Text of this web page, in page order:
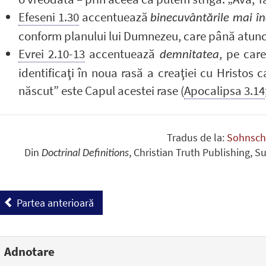
Efeseni 1.30accentuează binecuvântările mai
conform planului lui Dumnezeu, care până
Evrei 2.10-13 accentuează demnitatea, pe
identificaţi în noua rasă a creaţiei cu Hristos
născut” este Capul acestei rase (Apocalipsa 3.14
Tradus de la:
Din Doctrinal Definitions, Christian Truth Publishing,
Partea anterioară
Adnotare